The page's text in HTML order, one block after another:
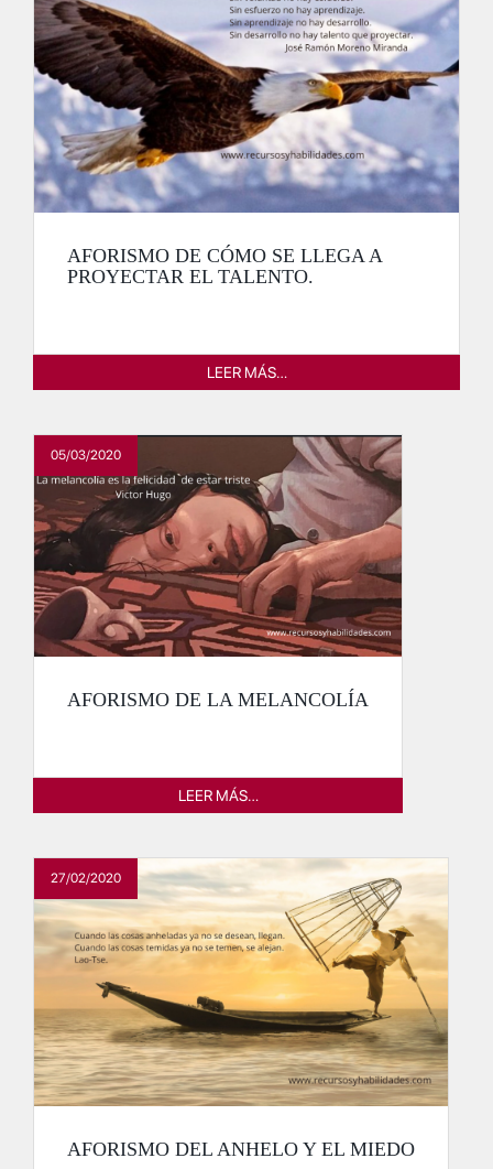
AFORISMO DE CÓMO SE LLEGA A
PROYECTAR EL TALENTO.
LEER MÁS…
05/03/2020
AFORISMO DE LA MELANCOLÍA
LEER MÁS…
27/02/2020
AFORISMO DEL ANHELO Y EL MIEDO